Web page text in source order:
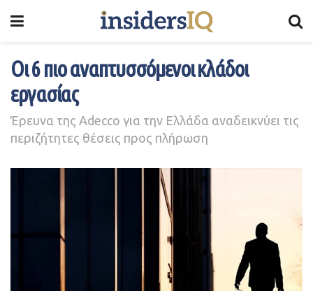
Οι 6 πιο αναπτυσσόμενοι κλάδοι
εργασίας
Έρευνα της Adecco για την Ελλάδα αναδεικνύει τις
περιζήτητες θέσεις προς πλήρωση